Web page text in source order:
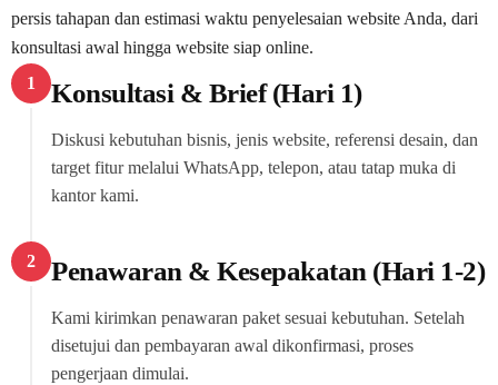
persis tahapan dan estimasi waktu penyelesaian website Anda, dari
konsultasi awal hingga website siap online.
1
Konsultasi & Brief (Hari 1)
Diskusi kebutuhan bisnis, jenis website, referensi desain, dan
target fitur melalui WhatsApp, telepon, atau tatap muka di
kantor kami.
2 Penawaran & Kesepakatan (Hari 1-2)
Kami kirimkan penawaran paket sesuai kebutuhan. Setelah
disetujui dan pembayaran awal dikonfirmasi, proses
pengerjaan dimulai.